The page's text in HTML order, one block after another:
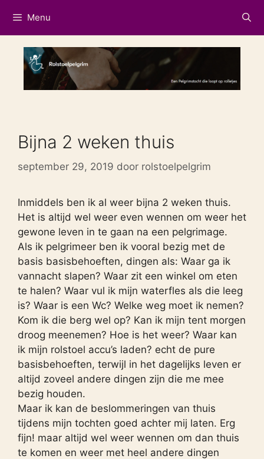
naar
de
inhoud
Menu
Bijna 2 weken thuis
september 29, 2019 door rolstoelpelgrim
Inmiddels ben ik al weer bijna 2 weken thuis.
Het is altijd wel weer even wennen om weer het
gewone leven in te gaan na een pelgrimage.
Als ik pelgrimeer ben ik vooral bezig met de
basis basisbehoeften, dingen als: Waar ga ik
vannacht slapen? Waar zit een winkel om eten
te halen? Waar vul ik mijn waterfles als die leeg
is? Waar is een Wc? Welke weg moet ik nemen?
Kom ik die berg wel op? Kan ik mijn tent morgen
droog meenemen? Hoe is het weer? Waar kan
ik mijn rolstoel accu’s laden? echt de pure
basisbehoeften, terwijl in het dagelijks leven er
altijd zoveel andere dingen zijn die me mee
bezig houden.
Maar ik kan de beslommeringen van thuis
tijdens mijn tochten goed achter mij laten. Erg
fijn! maar altijd wel weer wennen om dan thuis
te komen en weer met heel andere dingen